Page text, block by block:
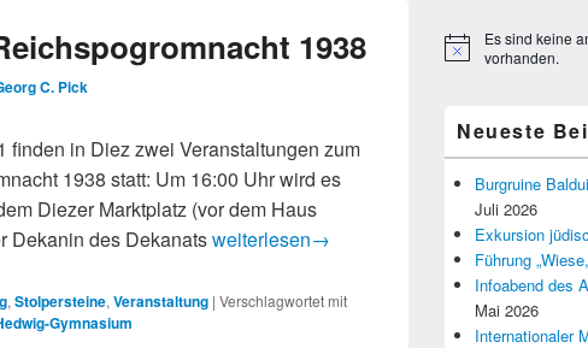
1938
C. Pick
finden in Diez zwei Veranstaltungen zum
1938 statt: Um 16:00 Uhr wird es
Diezer Marktplatz (vor dem Haus
Dekanin des DekanatsGedenken an die Reichspogromnacht 1938
weiterlesen→
, Stolpersteine, Veranstaltung | Verschlagwortet mit
Gymnasium
Hinweis
Es sind keine
vorhanden.
Neueste
Burgruine
Juli 2026
Exkursion
Führung
Infoabend des
Mai 2026
Internationaler